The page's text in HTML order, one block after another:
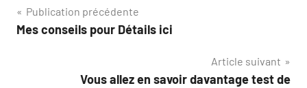
Navigation
de
Publication précédente
Mes conseils pour Détails ici
Article suivant
Vous allez en savoir davantage test de